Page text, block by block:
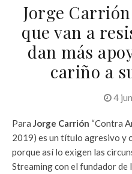
Jorge
que van a
dan más
cariño a
4
Para Jorge Carrión “Contra
2019) es un título agresivo y
porque así lo exigen las
Streaming con el fundador